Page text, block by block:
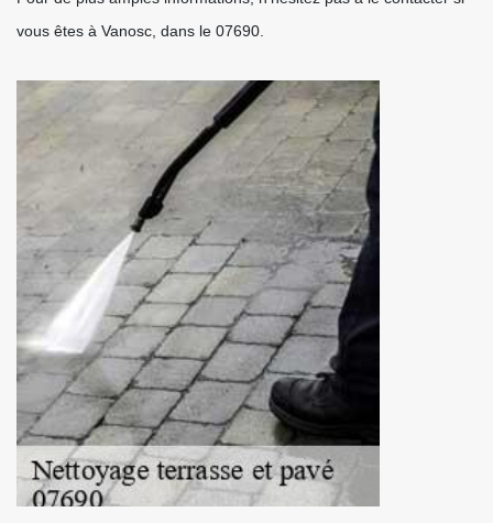
vous êtes à Vanosc, dans le 07690.